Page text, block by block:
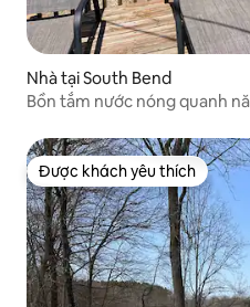
Nhà tại South Bend
Bồn tắm nước nóng quanh
Được khách yêu thích
Được khách yêu thích